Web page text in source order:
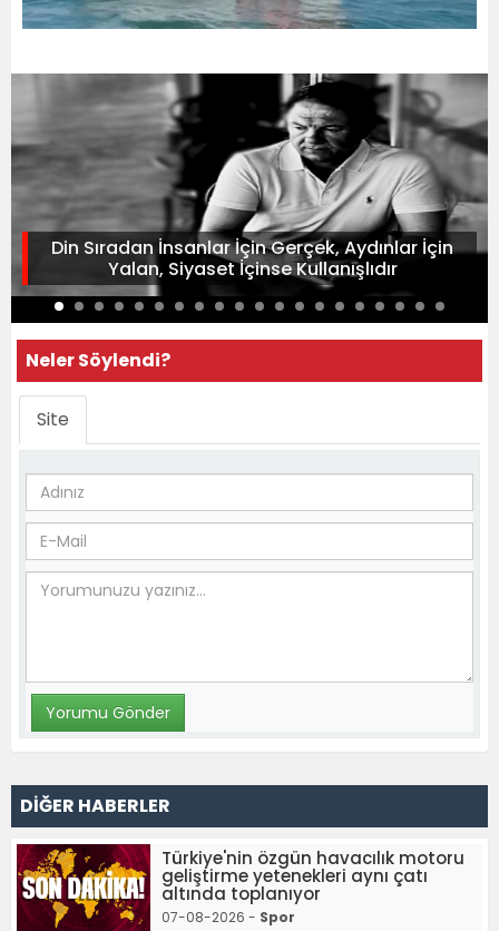
Din Sıradan İnsanlar İçin Gerçek, Aydınlar İçin
Yalan, Siyaset İçinse Kullanışlıdır
Neler Söylendi?
Site
DİĞER HABERLER
Türkiye'nin özgün havacılık motoru
geliştirme yetenekleri aynı çatı
altında toplanıyor
07-08-2026 - Spor